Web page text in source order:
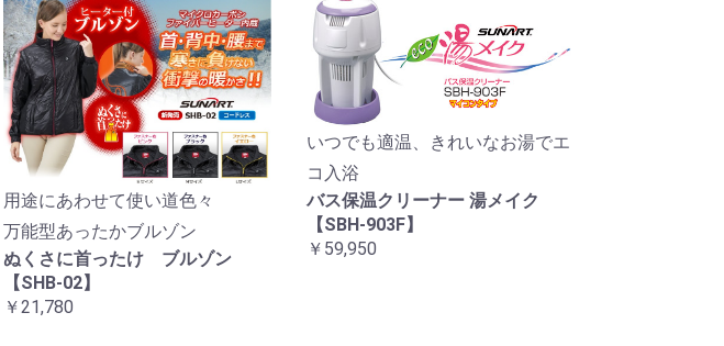
用途にあわせて使い道色々
万能型あったかブルゾン
ぬくさに首ったけ ブルゾン
【SHB-02】
￥21,780
いつでも適温、きれいなお湯でエ
コ入浴
バス保温クリーナー 湯メイク
【SBH-903F】
￥59,950